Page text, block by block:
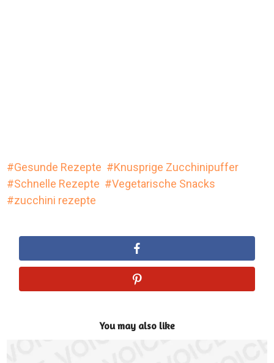
Gesunde Rezepte
Knusprige Zucchinipuffer
Schnelle Rezepte
Vegetarische Snacks
zucchini rezepte
You may also like